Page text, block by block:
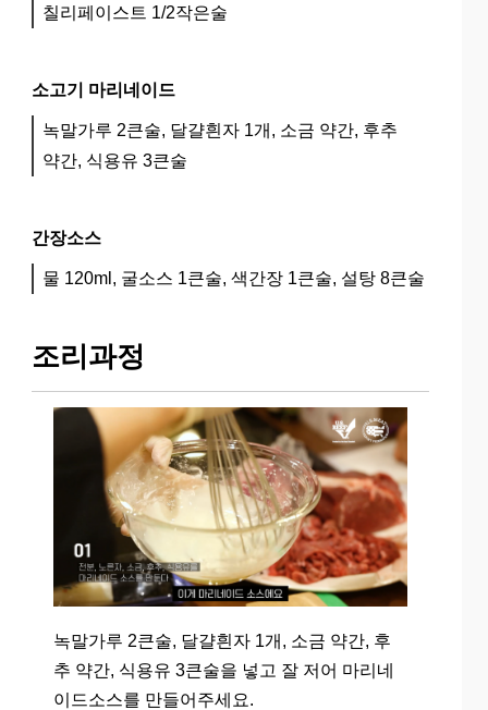
칠리페이스트 1/2작은술
소고기 마리네이드
녹말가루 2큰술, 달걀흰자 1개, 소금 약간, 후추
약간, 식용유 3큰술
간장소스
물 120ml, 굴소스 1큰술, 색간장 1큰술, 설탕 8큰술
조리과정
녹말가루 2큰술, 달걀흰자 1개, 소금 약간, 후
추 약간, 식용유 3큰술을 넣고 잘 저어 마리네
이드소스를 만들어주세요.